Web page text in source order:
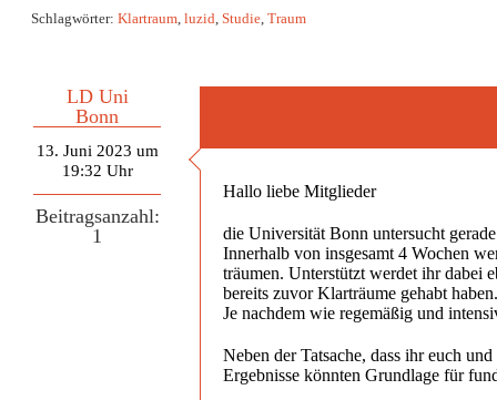
Schlagwörter: Klartraum luzid Studie Traum
LD Uni
Bonn
13. Juni 2023 um
19:32 Uhr
Beitragsanzahl:
1
Hallo liebe Mitglieder
die Universität Bonn untersucht
Innerhalb von insgesamt 4 Wochen
träumen. Unterstützt werdet ihr dabei
bereits zuvor Klarträume gehabt
Je nachdem wie regemäßig und
Neben der Tatsache, dass ihr euch und
Ergebnisse könnten Grundlage für